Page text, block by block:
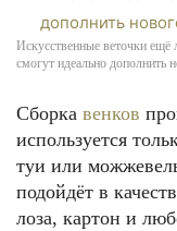
Искусственные веточки ещё
смогут идеально дополнить
Сборка венков
используется
туи или
подойдёт в
лоза, картон и